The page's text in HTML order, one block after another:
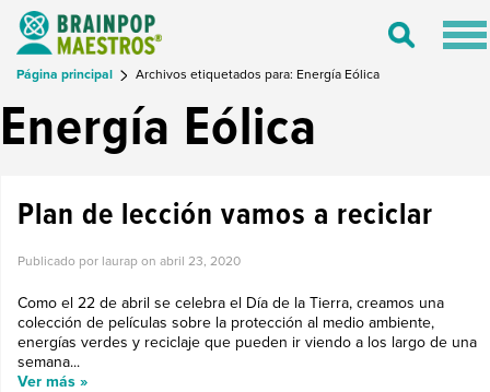
Toggle
Página principal Archivos etiquetados para: Energía Eólica
Energía Eólica
Plan de lección vamos a reciclar
Publicado por laurap on abril 23, 2020
Como el 22 de abril se celebra el Día de la Tierra, creamos una
colección de películas sobre la protección al medio ambiente,
energías verdes y reciclaje que pueden ir viendo a los largo de una
semana...
Ver más »